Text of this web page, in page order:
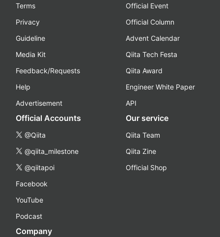
Terms
Privacy
Guideline
Media Kit
Feedback/Requests
Help
Advertisement
Official Event
Official Column
Advent Calendar
Qiita Tech Festa
Qiita Award
Engineer White Paper
API
Official Accounts
@Qiita
@qiita_milestone
@qiitapoi
Facebook
YouTube
Podcast
Our service
Qiita Team
Qiita Zine
Official Shop
Company